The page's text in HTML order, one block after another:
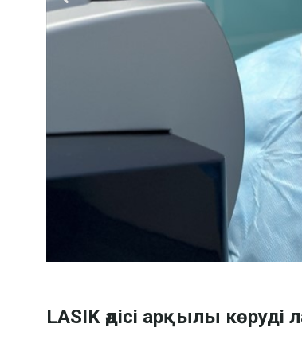
LASIK әдісі арқылы көруді